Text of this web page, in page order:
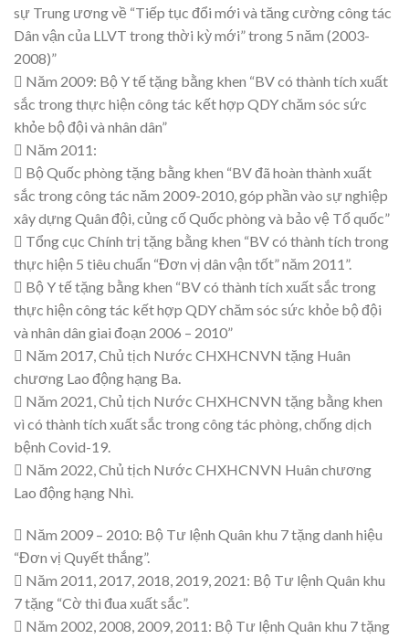
sự Trung ương về “Tiếp tục đổi mới và tăng cường công tác
Dân vận của LLVT trong thời kỳ mới” trong 5 năm (2003-
2008)”
 Năm 2009: Bộ Y tế tặng bằng khen “BV có thành tích xuất
sắc trong thực hiện công tác kết hợp QDY chăm sóc sức
khỏe bộ đội và nhân dân”
 Năm 2011:
 Bộ Quốc phòng tặng bằng khen “BV đã hoàn thành xuất
sắc trong công tác năm 2009-2010, góp phần vào sự nghiệp
xây dựng Quân đội, củng cố Quốc phòng và bảo vệ Tổ quốc”
 Tổng cục Chính trị tặng bằng khen “BV có thành tích trong
thực hiện 5 tiêu chuẩn “Đơn vị dân vận tốt” năm 2011”.
 Bộ Y tế tặng bằng khen “BV có thành tích xuất sắc trong
thực hiện công tác kết hợp QDY chăm sóc sức khỏe bộ đội
và nhân dân giai đoạn 2006 – 2010”
 Năm 2017, Chủ tịch Nước CHXHCNVN tặng Huân
chương Lao động hạng Ba.
 Năm 2021, Chủ tịch Nước CHXHCNVN tặng bằng khen
vì có thành tích xuất sắc trong công tác phòng, chống dịch
bệnh Covid-19.
 Năm 2022, Chủ tịch Nước CHXHCNVN Huân chương
Lao động hạng Nhì.
 Năm 2009 – 2010: Bộ Tư lệnh Quân khu 7 tặng danh hiệu
“Đơn vị Quyết thắng”.
 Năm 2011, 2017, 2018, 2019, 2021: Bộ Tư lệnh Quân khu
7 tặng “Cờ thi đua xuất sắc”.
 Năm 2002, 2008, 2009, 2011: Bộ Tư lệnh Quân khu 7 tặng